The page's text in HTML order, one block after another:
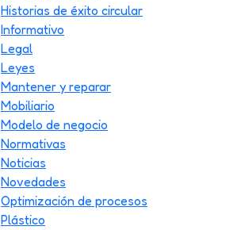
Historias de éxito circular
Informativo
Legal
Leyes
Mantener y reparar
Mobiliario
Modelo de negocio
Normativas
Noticias
Novedades
Optimización de procesos
Plástico